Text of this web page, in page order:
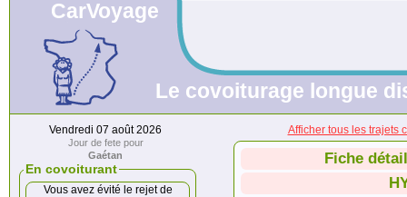
CarVoyage
Le covoiturage longue
Vendredi 07 août 2026
Jour de fete pour
Gaétan
En covoiturant
Vous avez évité le rejet de
Afficher tous les trajets
Fiche